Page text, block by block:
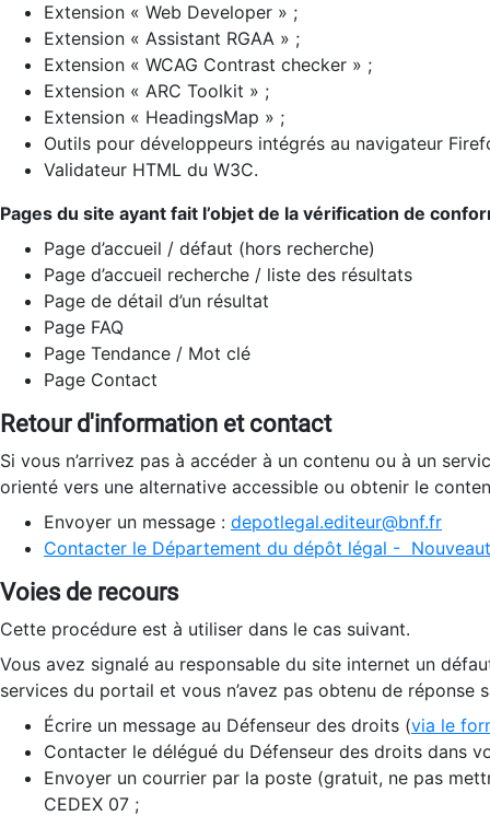
Extension « Web Developer » ;
Extension « Assistant RGAA » ;
Extension « WCAG Contrast checker » ;
Extension « ARC Toolkit » ;
Extension « HeadingsMap » ;
Outils pour développeurs intégrés au navigateur
Validateur HTML du W3C.
Pages du site ayant fait l’objet de la vérification de
Page d’accueil / défaut (hors recherche)
Page d’accueil recherche / liste des résultats
Page de détail d’un résultat
Page FAQ
Page Tendance / Mot clé
Page Contact
Retour d'information et contact
Si vous n’arrivez pas à accéder à un contenu ou à un
orienté vers une alternative accessible ou obtenir le
Envoyer un message : depotlegal.editeur@bnf.fr
Contacter le Département du dépôt légal -
Voies de recours
Cette procédure est à utiliser dans le cas suivant.
Vous avez signalé au responsable du site internet un
services du portail et vous n’avez pas obtenu de réponse
Écrire un message au Défenseur des droits (via le
Contacter le délégué du Défenseur des droits dans
Envoyer un courrier par la poste (gratuit, ne pas
CEDEX 07 ;